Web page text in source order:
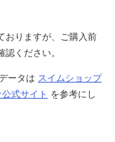
おりますが、ご購入前
ください。
ータは スイムショップ
式サイト を参考にし